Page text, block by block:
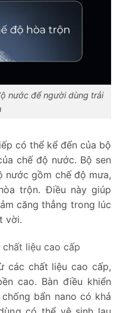
nước để người dùng trải
có thể kể đến của bộ
chế độ nước. Bộ sen
nước gồm chế độ mưa,
trộn. Điều này giúp
căng thẳng trong lúc
vời.
liệu cao cấp
các chất liệu cao cấp,
cao. Bàn điều khiển
bẩn nano có khả